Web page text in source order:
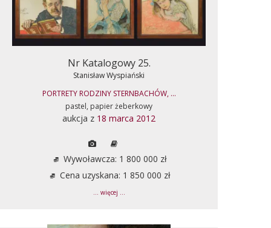
Nr Katalogowy 25.
Stanisław Wyspiański
PORTRETY RODZINY STERNBACHÓW, ...
pastel, papier żeberkowy
aukcja z 18 marca 2012
Wywoławcza: 1 800 000 zł
Cena uzyskana: 1 850 000 zł
... więcej ...